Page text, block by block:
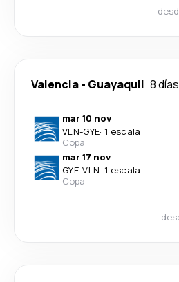
Valencia- Guayaquil 8 días
mar 10 nov
VLN-GYE· 1 escala
Copa
mar 17 nov
GYE-VLN· 1 escala
Copa